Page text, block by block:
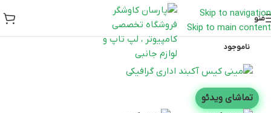
Skip to navigation
Skip to main content
منو
ناموجود
تماشای ویدئو